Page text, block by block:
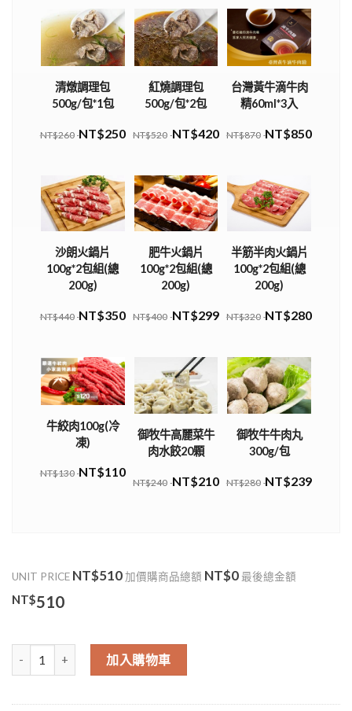
清燉調理包
500g/包*1包
NT$260 NT$250
紅燒調理包
500g/包*2包
NT$520 NT$420
台灣黃牛滴牛肉
精60ml*3入
NT$870 NT$850
沙朗火鍋片
100g*2包組(總
200g)
NT$440 NT$350
肥牛火鍋片
100g*2包組(總
200g)
NT$400 NT$299
半筋半肉火鍋片
100g*2包組(總
200g)
NT$320 NT$280
牛絞肉100g(冷
凍)
NT$130 NT$110
御牧牛高麗菜牛
肉水餃20顆
NT$240 NT$210
御牧牛牛肉丸
300g/包
NT$280 NT$239
UNIT PRICE NT$510加價購商品總額 NT$0 最後總金額
NT$510
牛腩肉(Thin Flank)(需等待需預訂) 數量
加入購物車